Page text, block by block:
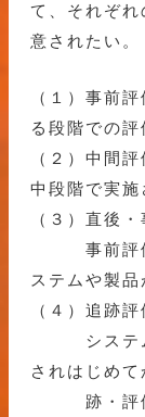
て、それぞ
意されたい。
（１）事前
る段階での評
（２）中間
中段階で実施
（３）直後
事前評価
ステムや製
（４）追跡評
システム
されはじめ
跡・評価